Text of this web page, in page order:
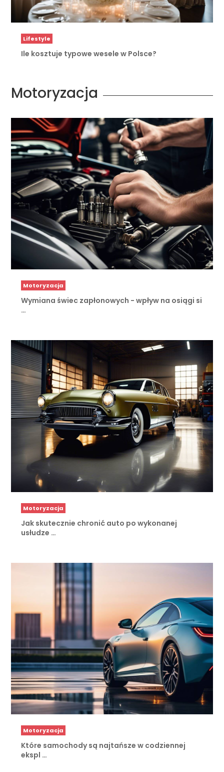
Lifestyle
Ile kosztuje typowe wesele w Polsce?
Motoryzacja
Motoryzacja
Wymiana świec zapłonowych - wpływ na osiągi si
…
Motoryzacja
Jak skutecznie chronić auto po wykonanej
usłudze …
Motoryzacja
Które samochody są najtańsze w codziennej
ekspl …